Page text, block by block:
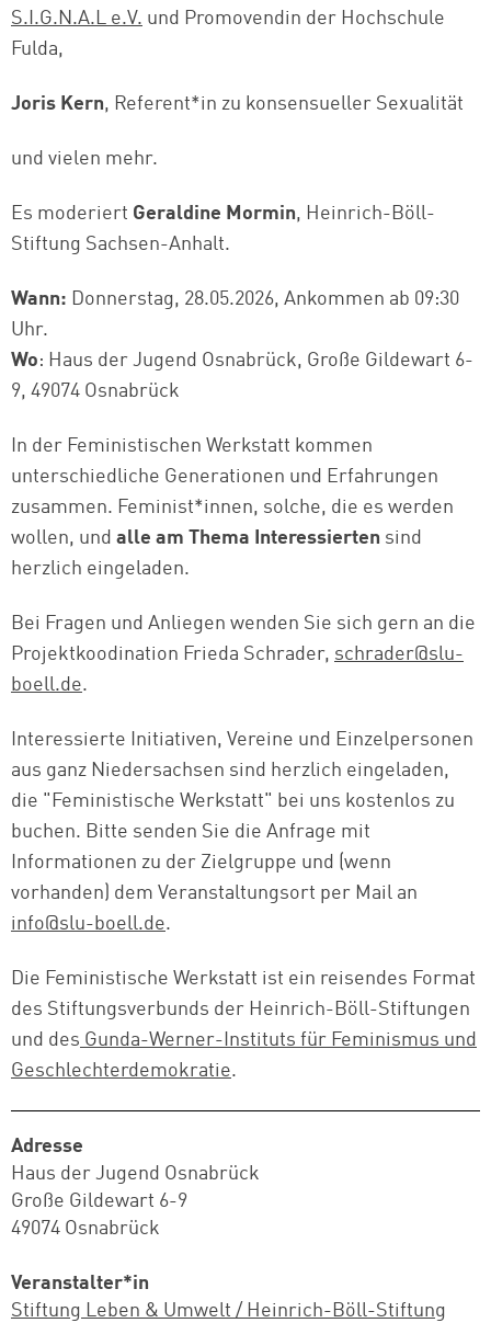
S.I.G.N.A.L e.V. und Promovendin der Hochschule
Fulda,
Joris Kern, Referent*in zu konsensueller Sexualität
und vielen mehr.
Es moderiert Geraldine Mormin, Heinrich-Böll-
Stiftung Sachsen-Anhalt.
Wann: Donnerstag, 28.05.2026, Ankommen ab 09:30
Uhr.
Wo: Haus der Jugend Osnabrück, Große Gildewart 6-
9, 49074 Osnabrück
In der Feministischen Werkstatt kommen
unterschiedliche Generationen und Erfahrungen
zusammen. Feminist*innen, solche, die es werden
wollen, und alle am Thema Interessierten sind
herzlich eingeladen.
Bei Fragen und Anliegen wenden Sie sich gern an die
Projektkoodination Frieda Schrader, schrader@slu-
boell.de.
Interessierte Initiativen, Vereine und Einzelpersonen
aus ganz Niedersachsen sind herzlich eingeladen,
die "Feministische Werkstatt" bei uns kostenlos zu
buchen. Bitte senden Sie die Anfrage mit
Informationen zu der Zielgruppe und (wenn
vorhanden) dem Veranstaltungsort per Mail an
info@slu-boell.de.
Die Feministische Werkstatt ist ein reisendes Format
des Stiftungsverbunds der Heinrich-Böll-Stiftungen
und des Gunda-Werner-Instituts für Feminismus und
Geschlechterdemokratie.
Adresse
Haus der Jugend Osnabrück
Große Gildewart 6-9
49074 Osnabrück
Veranstalter*in
Stiftung Leben & Umwelt / Heinrich-Böll-Stiftung